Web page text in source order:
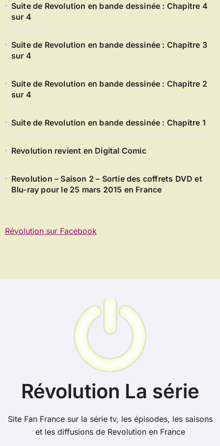
Suite de Revolution en bande dessinée : Chapitre 4
sur 4
Suite de Revolution en bande dessinée : Chapitre 3
sur 4
Suite de Revolution en bande dessinée : Chapitre 2
sur 4
Suite de Revolution en bande dessinée : Chapitre 1
Revolution revient en Digital Comic
Revolution – Saison 2 – Sortie des coffrets DVD et
Blu-ray pour le 25 mars 2015 en France
Révolution sur Facebook
Révolution La série
Site Fan France sur la série tv, les épisodes, les saisons
et les diffusions de Revolution en France